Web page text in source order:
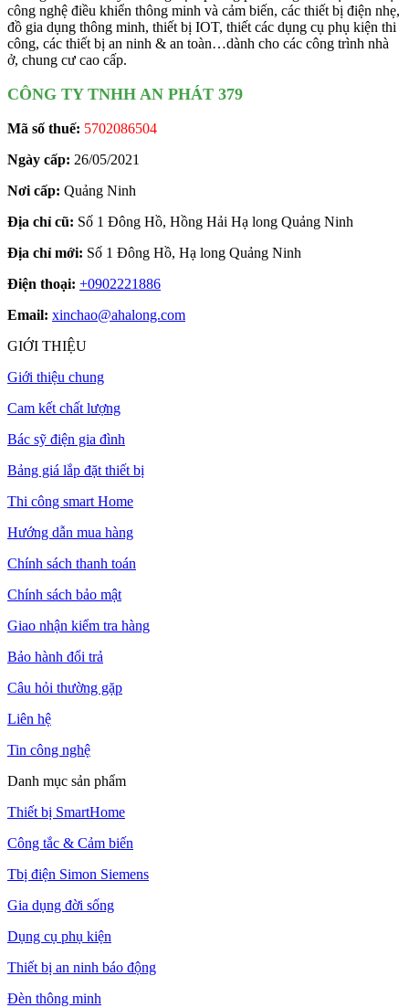
công nghệ điều khiển thông minh và cảm biến, các thiết bị điện nhẹ,
đồ gia dụng thông minh, thiết bị IOT, thiết các dụng cụ phụ kiện thi
công, các thiết bị an ninh & an toàn…dành cho các công trình nhà
ở, chung cư cao cấp.
CÔNG TY TNHH AN PHÁT 379
Mã số thuế: 5702086504
Ngày cấp: 26/05/2021
Nơi cấp: Quảng Ninh
Địa chỉ cũ: Số 1 Đông Hồ, Hồng Hải Hạ long Quảng Ninh
Địa chỉ mới: Số 1 Đông Hồ, Hạ long Quảng Ninh
Điện thoại: +0902221886
Email: xinchao@ahalong.com
GIỚI THIỆU
Giới thiệu chung
Cam kết chất lượng
Bác sỹ điện gia đình
Bảng giá lắp đặt thiết bị
Thi công smart Home
Hướng dẫn mua hàng
Chính sách thanh toán
Chính sách bảo mật
Giao nhận kiểm tra hàng
Bảo hành đổi trả
Câu hỏi thường gặp
Liên hệ
Tin công nghệ
Danh mục sản phẩm
Thiết bị SmartHome
Công tắc & Cảm biến
Tbị điện Simon Siemens
Gia dụng đời sống
Dụng cụ phụ kiện
Thiết bị an ninh báo động
Đèn thông minh